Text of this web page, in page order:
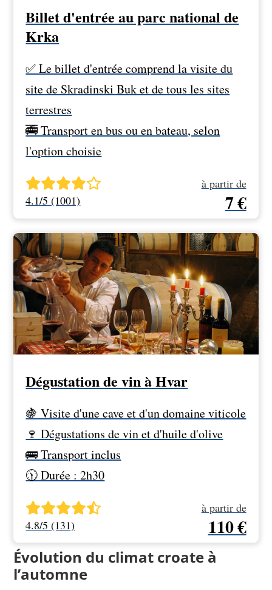
Billet d'entrée au parc national de
Krka
✅ Le billet d'entrée comprend la visite du
site de Skradinski Buk et de tous les sites
terrestres
🚎 Transport en bus ou en bateau, selon
l'option choisie
4.1/5 (1001)
à partir de
7 €
Dégustation de vin à Hvar
🍇 Visite d'une cave et d'un domaine viticole
🍷 Dégustations de vin et d'huile d'olive
🚌 Transport inclus
🕦 Durée : 2h30
4.8/5 (131)
à partir de
110 €
Évolution du climat croate à
l’automne